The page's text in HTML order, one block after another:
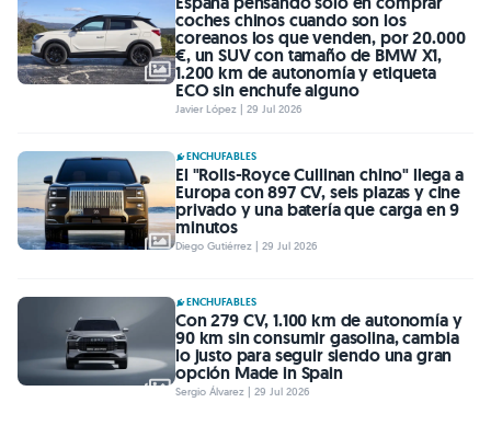
coches chinos cuando son los
coreanos los que venden, por 20.000
€, un SUV con tamaño de BMW X1,
1.200 km de autonomía y etiqueta
ECO sin enchufe alguno
Javier López | 29 Jul 2026
ENCHUFABLES
El "Rolls-Royce Cullinan chino" llega a
Europa con 897 CV, seis plazas y cine
privado y una batería que carga en 9
minutos
Diego Gutiérrez | 29 Jul 2026
ENCHUFABLES
Con 279 CV, 1.100 km de autonomía y
90 km sin consumir gasolina, cambia
lo justo para seguir siendo una gran
opción Made in Spain
Sergio Álvarez | 29 Jul 2026